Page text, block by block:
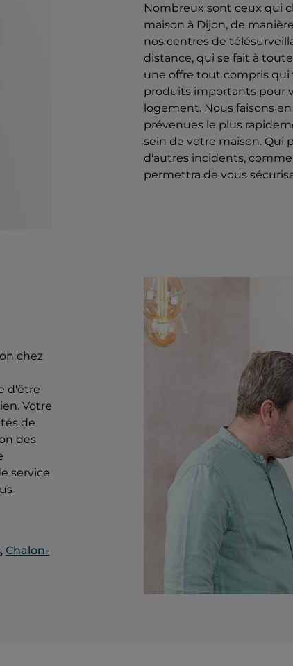
Nombreux sont ceux qui
maison à Dijon, de
nos centres de
distance, qui se fait à
une offre tout compris
produits importants pour
logement. Nous faisons
prévenues le plus
sein de votre maison. Qui
d'autres incidents,
permettra de vous
chez
d'être
Votre
de
des
service
, Chalon-